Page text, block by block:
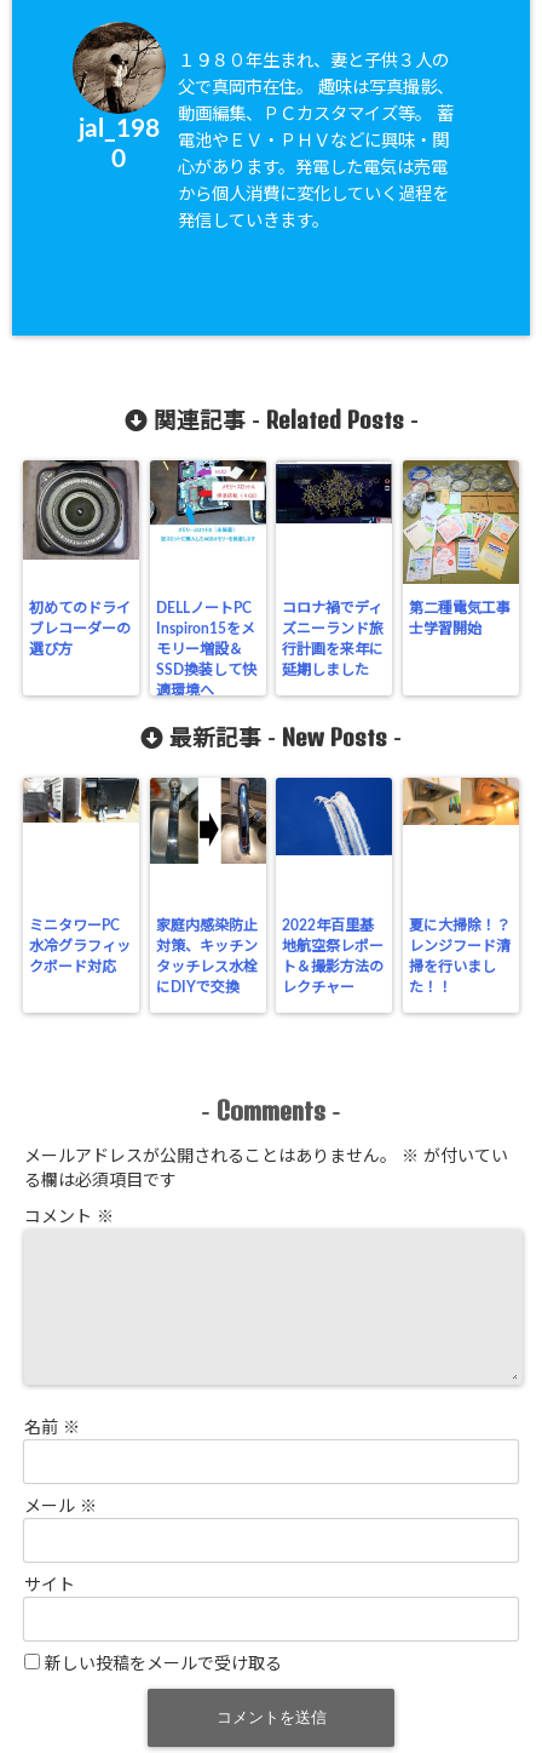
jal_198
0
１９８０年生まれ、妻と子供３人の
父で真岡市在住。 趣味は写真撮影、
動画編集、ＰＣカスタマイズ等。 蓄
電池やＥＶ・ＰＨＶなどに興味・関
心があります。発電した電気は売電
から個人消費に変化していく過程を
発信していきます。
関連記事 - Related Posts-
初めてのドライ
ブレコーダーの
選び方
DELLノートPC
Inspiron15をメ
モリー増設＆
SSD換装して快
適環境へ
コロナ禍でディ
ズニーランド旅
行計画を来年に
延期しました
第二種電気工事
士学習開始
最新記事 - New Posts -
ミニタワーPC
水冷グラフィッ
クボード対応
家庭内感染防止
対策、キッチン
タッチレス水栓
にDIYで交換
2022年百里基
地航空祭レポー
ト＆撮影方法の
レクチャー
夏に大掃除！？
レンジフード清
掃を行いまし
た！！
- Comments -
メールアドレスが公開されることはありません。 ※ が付いてい
る欄は必須項目です
コメント ※
名前 ※
メール ※
サイト
新しい投稿をメールで受け取る